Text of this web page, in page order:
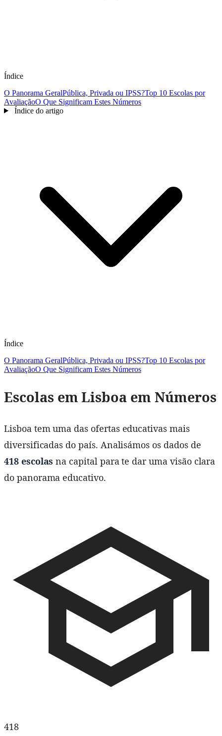
Índice
O Panorama GeralPública, Privada ou IPSS?Top 10 Escolas por
AvaliaçãoO Que Significam Estes Números
Índice do artigo
Índice
O Panorama GeralPública, Privada ou IPSS?Top 10 Escolas por
AvaliaçãoO Que Significam Estes Números
Escolas em Lisboa em Números
Lisboa tem uma das ofertas educativas mais
diversificadas do país. Analisámos os dados de
418 escolas na capital para te dar uma visão clara
do panorama educativo.
418